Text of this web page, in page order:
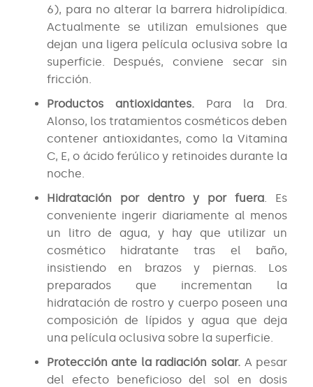
6), para no alterar la barrera hidrolipídica.
Actualmente se utilizan emulsiones que
dejan una ligera película oclusiva sobre la
superficie. Después, conviene secar sin
fricción.
Productos antioxidantes.Para la Dra.
Alonso, los tratamientos cosméticos deben
contener antioxidantes, como la Vitamina
C, E, o ácido ferúlico y retinoides durante la
noche.
Hidratación por dentro y por fuera. Es
conveniente ingerir diariamente al menos
un litro de agua, y hay que utilizar un
cosmético hidratante tras el baño,
insistiendo en brazos y piernas. Los
preparados que incrementan la
hidratación de rostro y cuerpo poseen una
composición de lípidos y agua que deja
una película oclusiva sobre la superficie.
Protección ante la radiación solar. A pesar
del efecto beneficioso del sol en dosis